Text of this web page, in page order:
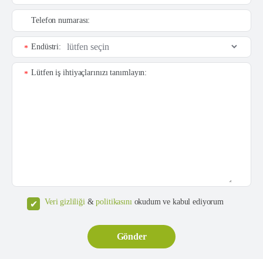
Telefon numarası:
Endüstri:
*
Lütfen iş ihtiyaçlarınızı tanımlayın:
*
Veri gizliliği&politikasınıokudum ve kabul ediyorum